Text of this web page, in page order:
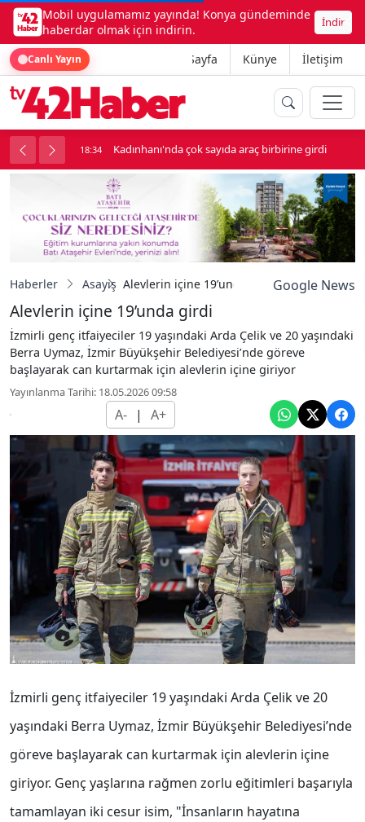
Mobil uygulamamız yayında! Konya gündeminde
haberdar olmak için indirin.
İndir
Canlı Yayın Ana Sayfa Künye İletişim
soygun 18:34 Kadınhanı'nda çok sayıda araç birbirine girdi
Haberler Asayiş Alevlerin içine 19’unda girdiGoogle News
Alevlerin içine 19’unda girdi
İzmirli genç itfaiyeciler 19 yaşındaki Arda Çelik ve 20 yaşındaki
Berra Uymaz, İzmir Büyükşehir Belediyesi’nde göreve
başlayarak can kurtarmak için alevlerin içine giriyor
Yayınlanma Tarihi: 18.05.2026 09:58
A- | A+
İzmirli genç itfaiyeciler 19 yaşındaki Arda Çelik ve 20
yaşındaki Berra Uymaz, İzmir Büyükşehir Belediyesi’nde
göreve başlayarak can kurtarmak için alevlerin içine
giriyor. Genç yaşlarına rağmen zorlu eğitimleri başarıyla
tamamlayan iki cesur isim, "İnsanların hayatına